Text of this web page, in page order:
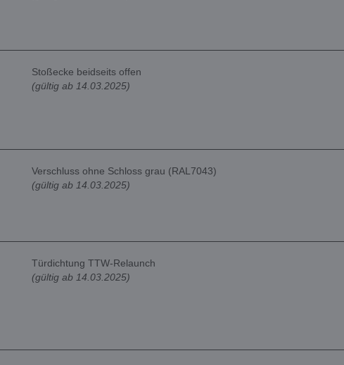
Stoßecke beidseits offen
(gültig ab 14.03.2025)
Verschluss ohne Schloss grau (RAL7043)
(gültig ab 14.03.2025)
Türdichtung TTW-Relaunch
(gültig ab 14.03.2025)